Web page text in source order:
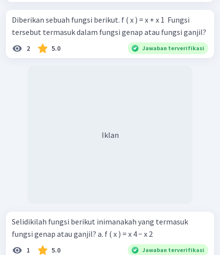
Diberikan sebuah fungsi berikut. f ( x ) = x + x 1 ​ Fungsi
tersebut termasuk dalam fungsi genap atau fungsi ganjil?
2 5.0 Jawaban terverifikasi
Iklan
Selidikilah fungsi berikut inimanakah yang termasuk
fungsi genap atau ganjil? a. f ( x ) = x 4 − x 2
1 5.0 Jawaban terverifikasi